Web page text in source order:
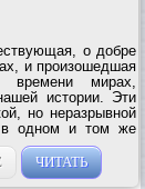
о добре
и произошедшая
мирах,
истории. Эти
но неразрывной
в одном и том же
столкновение
ЧИТАТЬ